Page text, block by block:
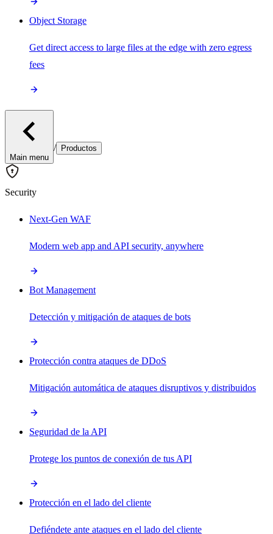
Object Storage
Get direct access to large files at the edge with zero egress
fees
Main menu
/ Productos
Security
Next-Gen WAF
Modern web app and API security, anywhere
Bot Management
Detección y mitigación de ataques de bots
Protección contra ataques de DDoS
Mitigación automática de ataques disruptivos y distribuidos
Seguridad de la API
Protege los puntos de conexión de tus API
Protección en el lado del cliente
Defiéndete ante ataques en el lado del cliente